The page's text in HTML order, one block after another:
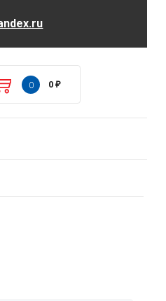
0 0₽